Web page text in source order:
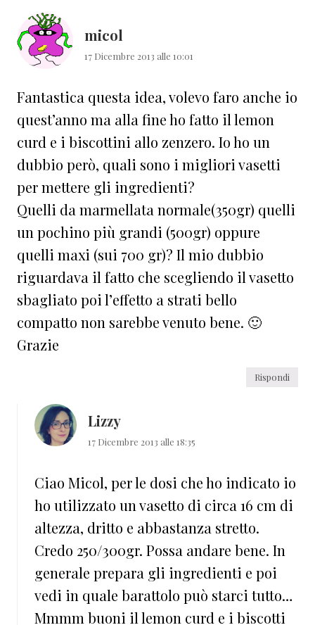
lettore
micol
17 Dicembre 2013 alle 10:01
Fantastica questa idea, volevo faro anche io
quest’anno ma alla fine ho fatto il lemon
curd e i biscottini allo zenzero. Io ho un
dubbio però, quali sono i migliori vasetti
per mettere gli ingredienti?
Quelli da marmellata normale(350gr) quelli
un pochino più grandi (500gr) oppure
quelli maxi (sui 700 gr)? Il mio dubbio
riguardava il fatto che scegliendo il vasetto
sbagliato poi l’effetto a strati bello
compatto non sarebbe venuto bene. 🙂
Grazie
Rispondi
Lizzy
17 Dicembre 2013 alle 18:35
Ciao Micol, per le dosi che ho indicato io
ho utilizzato un vasetto di circa 16 cm di
altezza, dritto e abbastanza stretto.
Credo 250/300gr. Possa andare bene. In
generale prepara gli ingredienti e poi
vedi in quale barattolo può starci tutto…
Mmmm buoni il lemon curd e i biscotti